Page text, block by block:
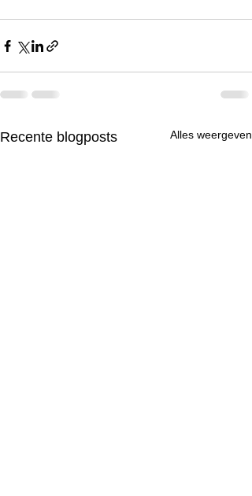
Recente blogposts Alles weergeven